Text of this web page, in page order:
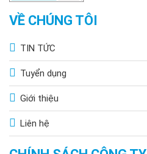
VỀ CHÚNG TÔI
TIN TỨC
Tuyển dụng
Giới thiệu
Liên hệ